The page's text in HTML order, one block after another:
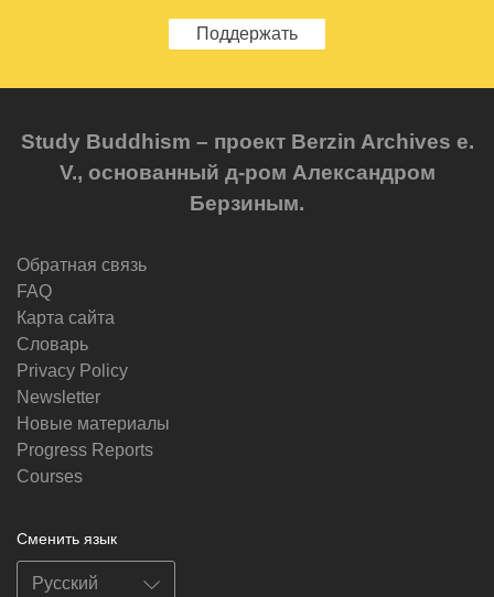
Поддержать
Study Buddhism – проект Berzin Archives e.
V., основанный д-ром Александром
Берзиным.
Обратная связь
FAQ
Карта сайта
Словарь
Privacy Policy
Newsletter
Новые материалы
Progress Reports
Courses
Сменить язык